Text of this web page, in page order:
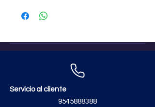
Servicio al cliente
9545888388